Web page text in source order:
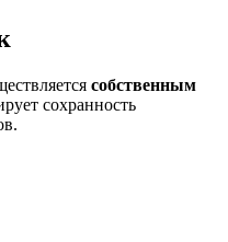
собственным
сохранность